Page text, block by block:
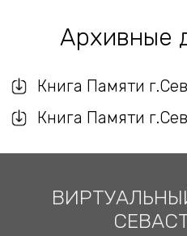
Архивные
Книга Памяти
Книга Памяти